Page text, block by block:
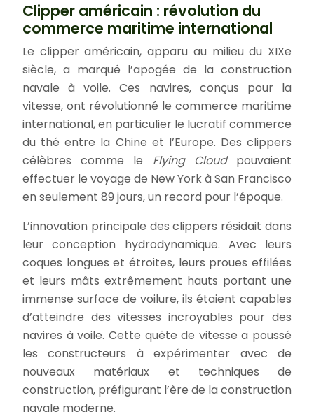
Clipper américain : révolution du
commerce maritime international
Le clipper américain, apparu au milieu du XIXe
siècle, a marqué l’apogée de la construction
navale à voile. Ces navires, conçus pour la
vitesse, ont révolutionné le commerce maritime
international, en particulier le lucratif commerce
du thé entre la Chine et l’Europe. Des clippers
célèbres comme le Flying Cloud pouvaient
effectuer le voyage de New York à San Francisco
en seulement 89 jours, un record pour l’époque.
L’innovation principale des clippers résidait dans
leur conception hydrodynamique. Avec leurs
coques longues et étroites, leurs proues effilées
et leurs mâts extrêmement hauts portant une
immense surface de voilure, ils étaient capables
d’atteindre des vitesses incroyables pour des
navires à voile. Cette quête de vitesse a poussé
les constructeurs à expérimenter avec de
nouveaux matériaux et techniques de
construction, préfigurant l’ère de la construction
navale moderne.